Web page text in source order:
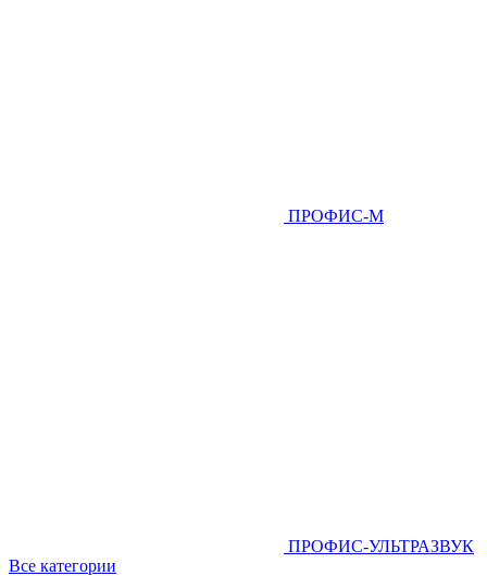
ПРОФИС-М
ПРОФИС-УЛЬТРАЗВУК
Все категории